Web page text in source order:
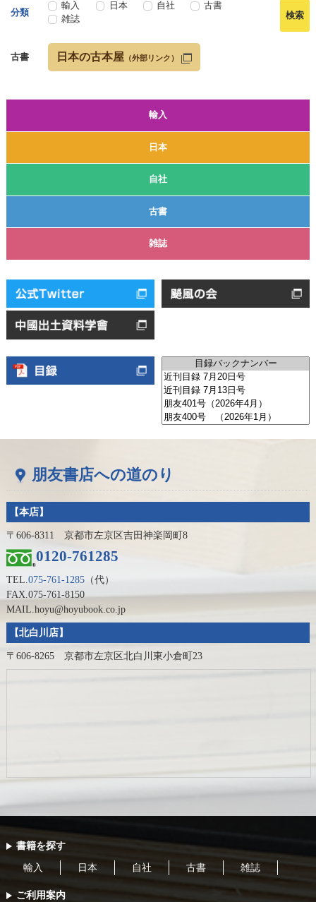
輸入
日本
自社
古書
雑誌
分類
輸入 日本 自社
古書
雑誌
古書 日本の古本屋 （外部リンク）
朋友書店への道のり
【本店】
〒606-8311 京都市左京区吉田神楽岡町8
0120-761285
TEL.075-761-1285（代）
FAX.075-761-8150
MAIL.hoyu@hoyubook.co.jp
【北白川店】
〒606-8265 京都市左京区北白川東小倉町23
書籍を探す
輸入 日本 自社 古書 雑誌
ご利用案内